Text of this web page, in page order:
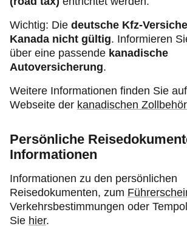
Wichtig: Die deutsche Kfz-
Kanada nicht gültig. Informieren
über eine passende kanadische
Autoversicherung.
Weitere Informationen finden Sie
Webseite der kanadischen
Persönliche
Informationen
Informationen zu den persönlichen
Reisedokumenten, zum
Verkehrsbestimmungen oder
Sie hier.